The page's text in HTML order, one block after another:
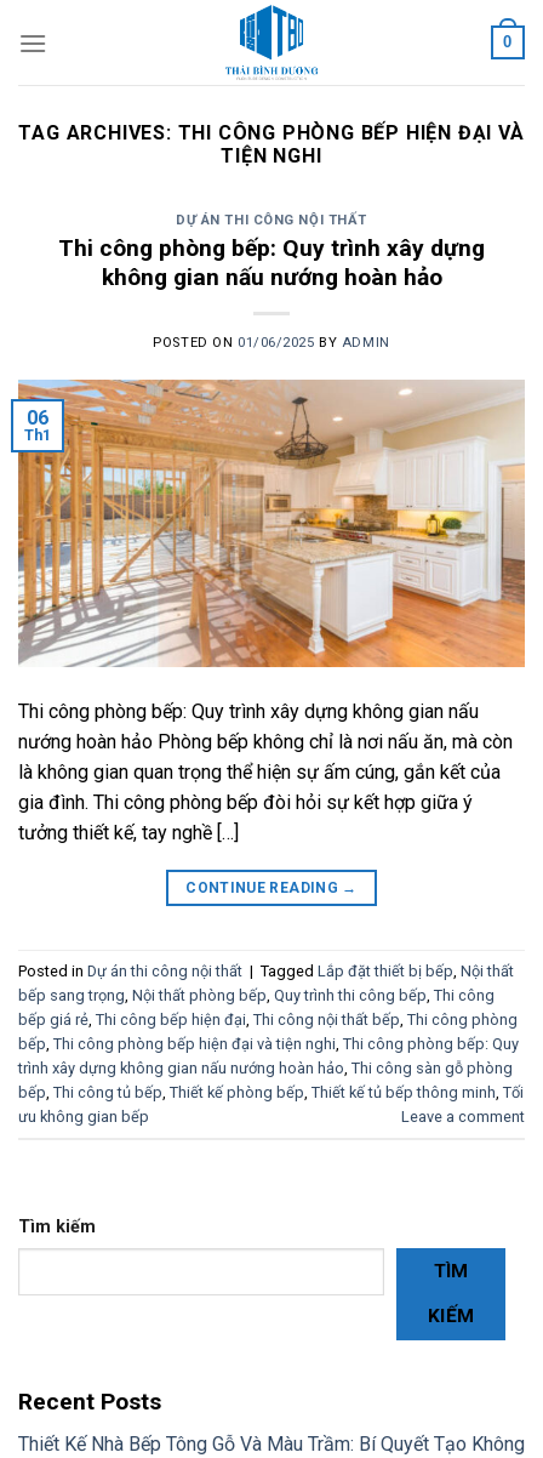
0
TAG ARCHIVES: THI CÔNG PHÒNG BẾP HIỆN ĐẠI VÀ
TIỆN NGHI
DỰ ÁN THI CÔNG NỘI THẤT
Thi công phòng bếp: Quy trình xây dựng
không gian nấu nướng hoàn hảo
POSTED ON 01/06/2025 BY ADMIN
06
Th1
Thi công phòng bếp: Quy trình xây dựng không gian nấu
nướng hoàn hảo Phòng bếp không chỉ là nơi nấu ăn, mà còn
là không gian quan trọng thể hiện sự ấm cúng, gắn kết của
gia đình. Thi công phòng bếp đòi hỏi sự kết hợp giữa ý
tưởng thiết kế, tay nghề […]
CONTINUE READING →
Posted in Dự án thi công nội thất | Tagged Lắp đặt thiết bị bếp Nội thất
bếp sang trọng Nội thất phòng bếp Quy trình thi công bếp Thi công
bếp giá rẻ Thi công bếp hiện đại Thi công nội thất bếp Thi công phòng
bếp Thi công phòng bếp hiện đại và tiện nghi Thi công phòng bếp: Quy
trình xây dựng không gian nấu nướng hoàn hảo Thi công sàn gỗ phòng
bếp Thi công tủ bếp Thiết kế phòng bếp Thiết kế tủ bếp thông minh Tối
ưu không gian bếp
Leave a comment
Tìm kiếm
TÌM
KIẾM
Recent Posts
Thiết Kế Nhà Bếp Tông Gỗ Và Màu Trầm: Bí Quyết Tạo Không